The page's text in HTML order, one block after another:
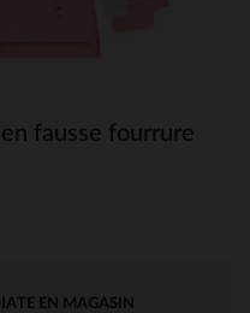
fausse fourrure
EN MAGASIN